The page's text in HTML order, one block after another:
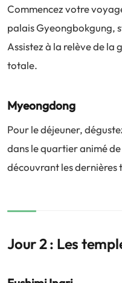
Commencez votre
palais Gyeongbokgung,
Assistez à la relève de la
totale.
Myeongdong
Pour le déjeuner,
dans le quartier animé
découvrant les dernières
Jour 2 : Les